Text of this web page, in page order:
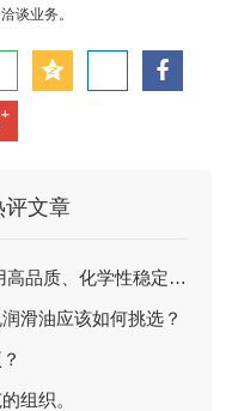
谈业务。
评文章
性稳定及高粘度指数之基础油
滑油应该如何挑选？
组织。